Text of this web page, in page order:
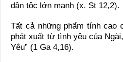
dân tộc lớn mạnh (x. St 12,2).
Tất cả những phẩm tính cao
phát xuất từ tình yêu của
Yêu” (1 Ga 4,16).